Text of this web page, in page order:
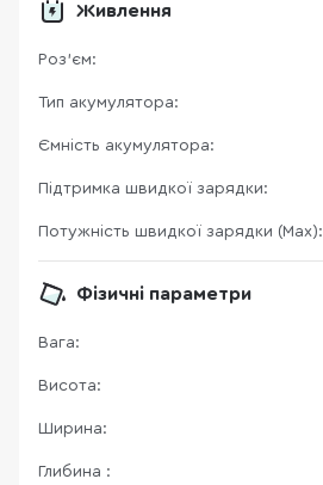
Живлення
Роз'єм:
Тип акумулятора:
Ємність акумулятора:
Підтримка швидкої зарядки:
Потужність швидкої зарядки (Max):
Фізичні параметри
Вага:
Висота:
Ширина:
Глибина :